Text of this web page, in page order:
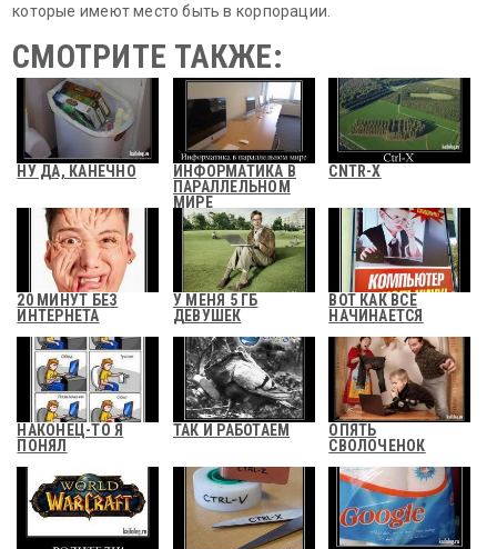
которые имеют место быть в корпорации.
СМОТРИТЕ ТАКЖЕ:
НУ ДА, КАНЕЧНО
ИНФОРМАТИКА В
ПАРАЛЛЕЛЬНОМ
МИРЕ
CNTR-X
20 МИНУТ БЕЗ
ИНТЕРНЕТА
У МЕНЯ 5 ГБ
ДЕВУШЕК
ВОТ КАК ВСЕ
НАЧИНАЕТСЯ
НАКОНЕЦ-ТО Я
ПОНЯЛ
ТАК И РАБОТАЕМ
ОПЯТЬ
СВОЛОЧЕНОК